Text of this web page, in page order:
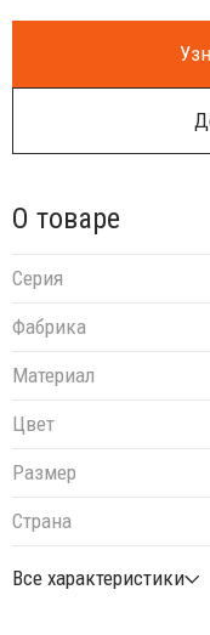
О товаре
Серия
Фабрика
Материал
Цвет
Размер
Страна
Все характеристики